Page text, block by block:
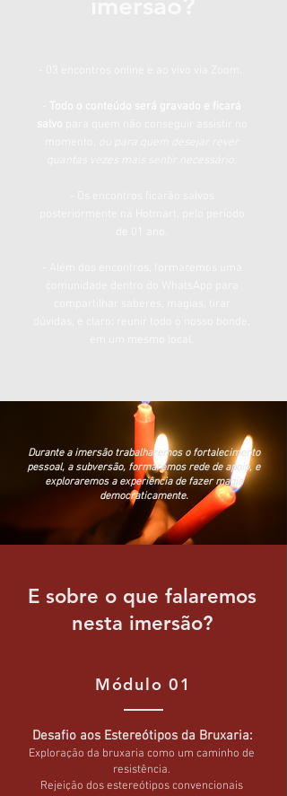
Durante a imersão trabalharemos o fortalecimento
pessoal, a subversão, formaremos rede de apoio, e
exploraremos a experiência de fazer magia
democraticamente.
E sobre o que falaremos
nesta imersão?
Módulo 01
Desafio aos Estereótipos da Bruxaria:
Exploração da bruxaria como um caminho de
resistência.
Rejeição dos estereótipos convencionais